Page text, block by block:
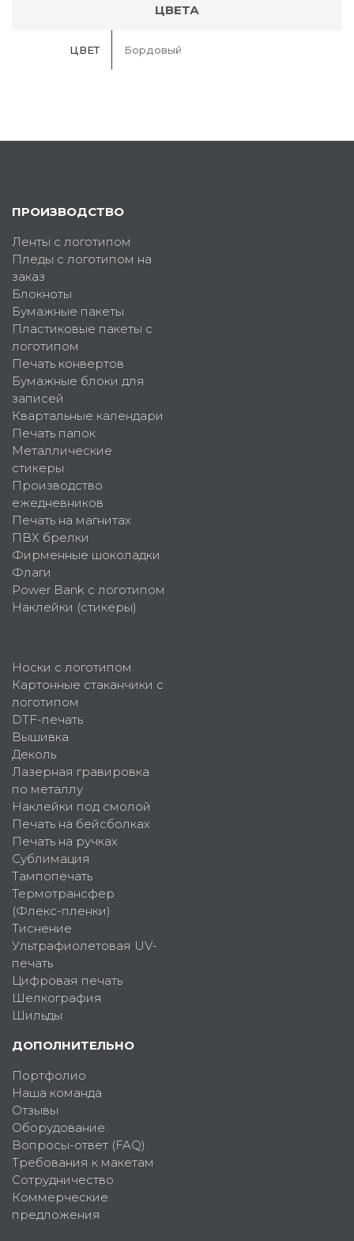
ЦВЕТА
ЦВЕТ Бордовый
ПРОИЗВОДСТВО
Ленты с логотипом
Пледы с логотипом на
заказ
Блокноты
Бумажные пакеты
Пластиковые пакеты с
логотипом
Печать конвертов
Бумажные блоки для
записей
Квартальные календари
Печать папок
Металлические
стикеры
Производство
ежедневников
Печать на магнитах
ПВХ брелки
Фирменные шоколадки
Флаги
Power Bank с логотипом
Наклейки (стикеры)
Носки с логотипом
Картонные стаканчики с
логотипом
DTF-печать
Вышивка
Деколь
Лазерная гравировка
по металлу
Наклейки под смолой
Печать на бейсболках
Печать на ручках
Сублимация
Тампопечать
Термотрансфер
(Флекс-пленки)
Тиснение
Ультрафиолетовая UV-
печать
Цифровая печать
Шелкография
Шильды
ДОПОЛНИТЕЛЬНО
Портфолио
Наша команда
Отзывы
Оборудование
Вопросы-ответ (FAQ)
Требования к макетам
Сотрудничество
Коммерческие
предложения